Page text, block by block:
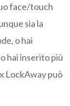
face/touch
sia la
o hai
hai inserito più
LockAway può